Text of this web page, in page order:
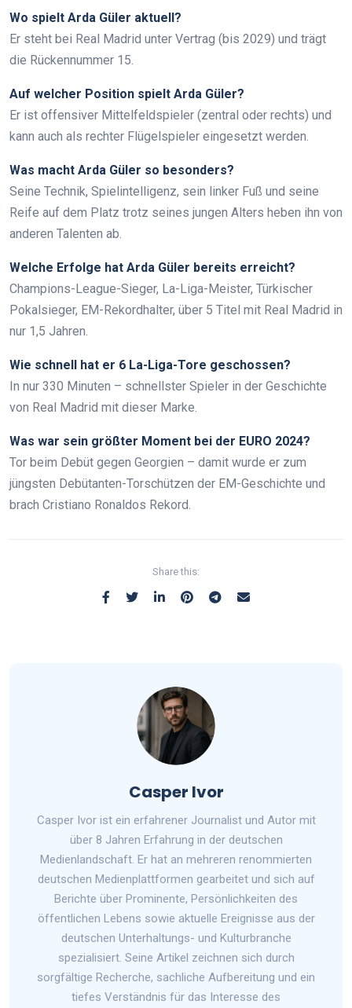
Wo spielt Arda Güler aktuell?
Er steht bei Real Madrid unter Vertrag (bis 2029) und trägt
die Rückennummer 15.
Auf welcher Position spielt Arda Güler?
Er ist offensiver Mittelfeldspieler (zentral oder rechts) und
kann auch als rechter Flügelspieler eingesetzt werden.
Was macht Arda Güler so besonders?
Seine Technik, Spielintelligenz, sein linker Fuß und seine
Reife auf dem Platz trotz seines jungen Alters heben ihn von
anderen Talenten ab.
Welche Erfolge hat Arda Güler bereits erreicht?
Champions-League-Sieger, La-Liga-Meister, Türkischer
Pokalsieger, EM-Rekordhalter, über 5 Titel mit Real Madrid in
nur 1,5 Jahren.
Wie schnell hat er 6 La-Liga-Tore geschossen?
In nur 330 Minuten – schnellster Spieler in der Geschichte
von Real Madrid mit dieser Marke.
Was war sein größter Moment bei der EURO 2024?
Tor beim Debüt gegen Georgien – damit wurde er zum
jüngsten Debütanten-Torschützen der EM-Geschichte und
brach Cristiano Ronaldos Rekord.
Share this:
Casper Ivor
Casper Ivor ist ein erfahrener Journalist und Autor mit
über 8 Jahren Erfahrung in der deutschen
Medienlandschaft. Er hat an mehreren renommierten
deutschen Medienplattformen gearbeitet und sich auf
Berichte über Prominente, Persönlichkeiten des
öffentlichen Lebens sowie aktuelle Ereignisse aus der
deutschen Unterhaltungs- und Kulturbranche
spezialisiert. Seine Artikel zeichnen sich durch
sorgfältige Recherche, sachliche Aufbereitung und ein
tiefes Verständnis für das Interesse des